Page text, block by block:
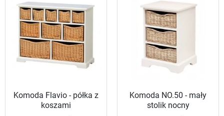
Komoda Flavio - półka z
koszami
Komoda NO.50 - mały
stolik nocny